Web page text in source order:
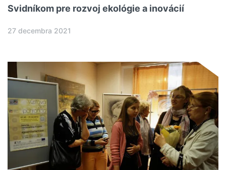
Svidníkom pre rozvoj ekológie a inovácií
27 decembra 2021